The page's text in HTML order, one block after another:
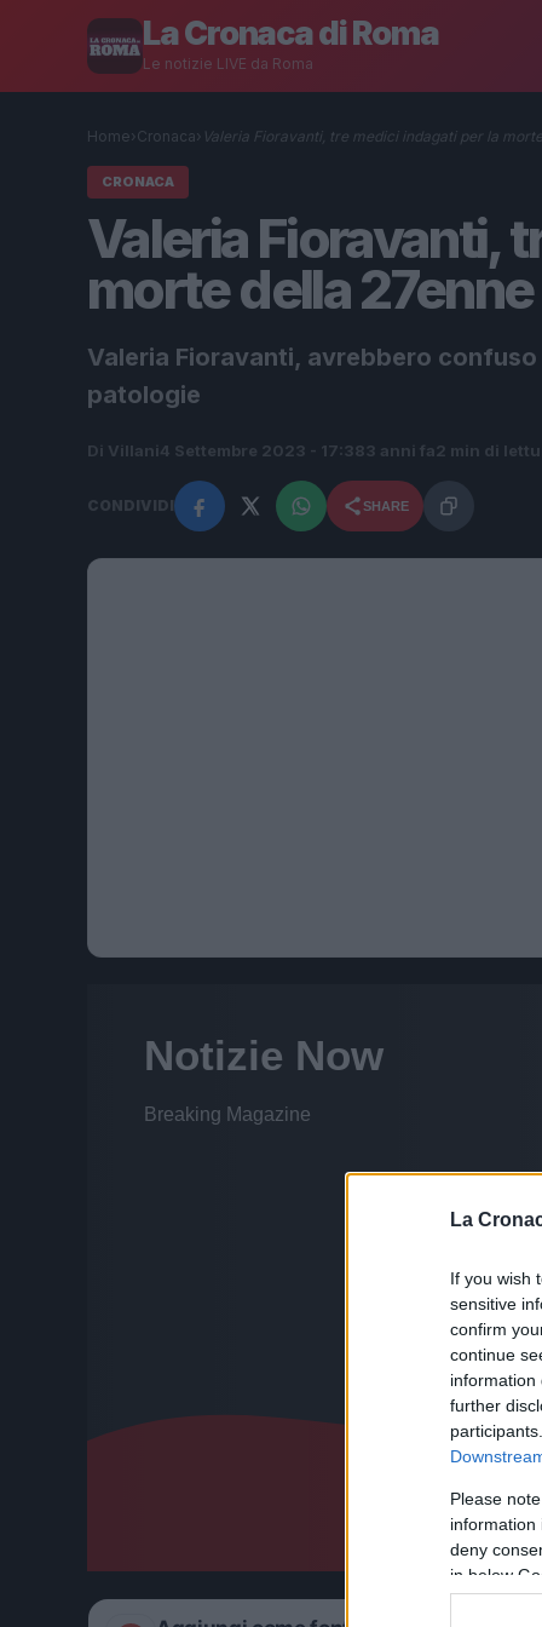
La
If you wish
sensitive
confirm
continue
information
further
Please
information
deny
in below
La Cronaca di Roma
Le notizie LIVE da Roma
Home› Cronaca› Valeria Fioravanti, tre medici indagati per la
CRONACA
Valeria Fioravanti,
morte della 27enne
Valeria Fioravanti, avrebbero
patologie
Di Villani4 Settembre 2023 - 17:383 anni fa2 min di
CONDIVIDI SHARE